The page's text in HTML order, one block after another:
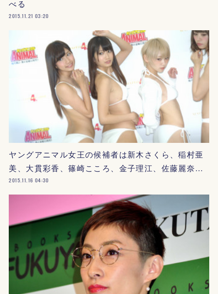
べる
2015.11.21 03:20
ヤングアニマル女王の候補者は新木さくら、稲村亜
美、大貫彩香、篠崎こころ、金子理江、佐藤麗奈…
2015.11.16 04:30